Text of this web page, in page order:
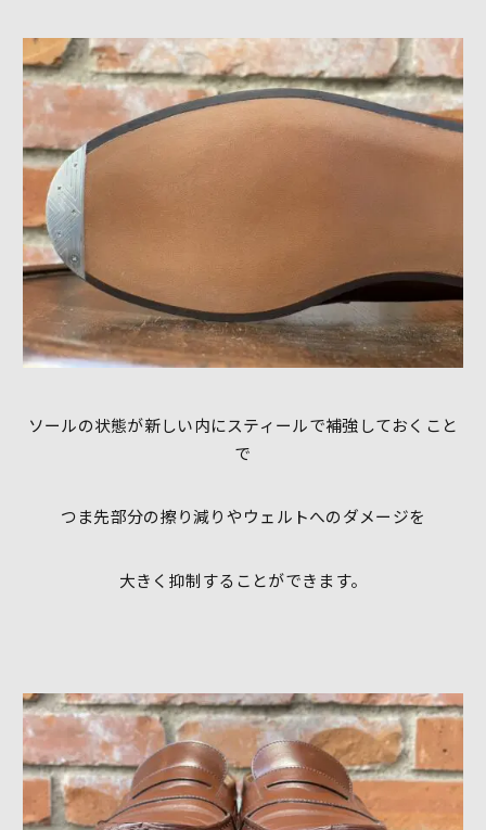
ソールの状態が新しい内にスティールで補強しておくこと
で
つま先部分の擦り減りやウェルトへのダメージを
大きく抑制することができます。